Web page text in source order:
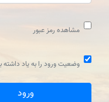
مشاهده رمز عبور
وضعیت ورود را به یاد